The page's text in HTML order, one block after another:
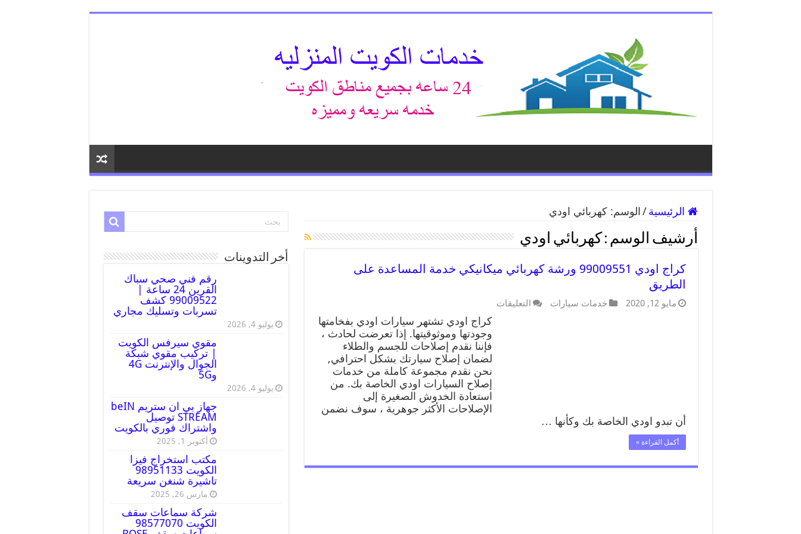
الرئيسية / الوسم:كهربائي اودي
أرشيف الوسم : كهربائي اودي
كراج اودي 99009551 ورشة كهربائي ميكانيكي خدمة المساعدة على
الطريق
مايو 12, 2020 خدمات سيارات التعليقات
كراج اودي تشتهر سيارات اودي بفخامتها
وجودتها وموثوقيتها. إذا تعرضت لحادث ،
فإننا نقدم إصلاحات للجسم والطلاء
لضمان إصلاح سيارتك بشكل احترافي,
نحن نقدم مجموعة كاملة من خدمات
إصلاح السيارات اودي الخاصة بك. من
استعادة الخدوش الصغيرة إلى
الإصلاحات الأكثر جوهرية ، سوف نضمن
أن تبدو اودي الخاصة بك وكأنها …
أكمل القراءة »
أخر التدوينات
رقم فني صحي سباك
القرين 24 ساعة |
99009522 كشف
تسربات وتسليك مجاري
يوليو 4, 2026
مقوي سيرفس الكويت
| تركيب مقوي شبكة
الجوال والإنترنت 4G
و5G
يوليو 4, 2026
جهاز بي ان ستريم beIN
STREAM توصيل
واشتراك فوري بالكويت
أكتوبر 1, 2025
مكتب استخراج فيزا
الكويت 98951133
تاشيرة شنغن سريعة
مارس 26, 2025
شركة سماعات سقف
الكويت 98577070